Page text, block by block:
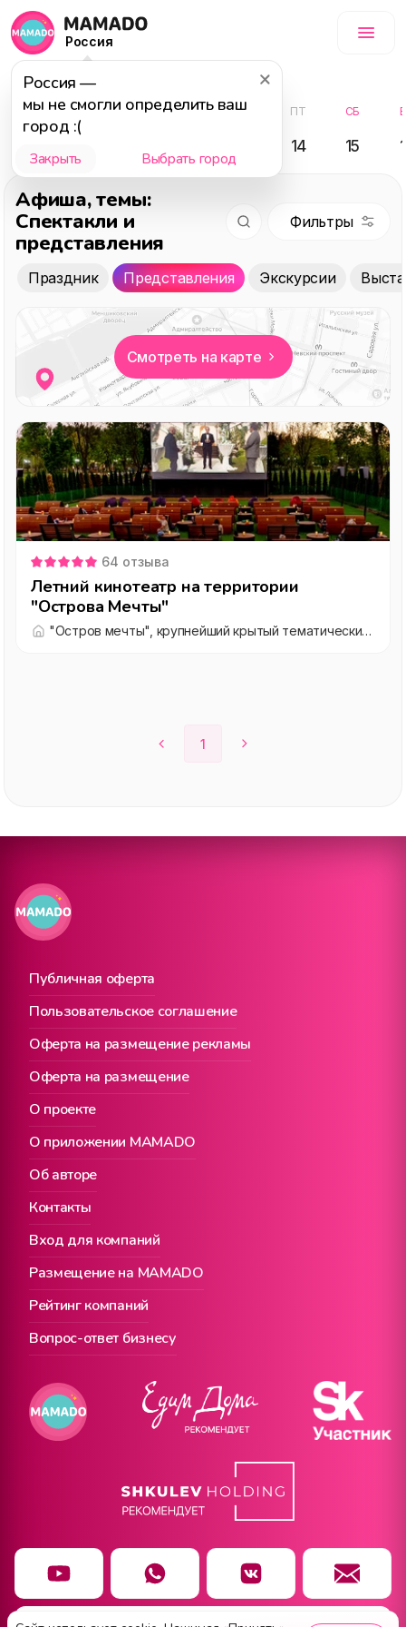
Россия
Россия —
мы не смогли определить ваш
город :(
Закрыть Выбрать город
Август
ВС ПН ВТ СР ЧТ ПТ
14
СБ
15
Афиша, темы:
Спектакли и
представления
Праздник Представления Экскурсии
Смотреть на карте
64 отзыва
Летний кинотеатр на территории
"Острова Мечты"
"Остров мечты", крупнейший крытый тематический парк развлечений мирового уровня
1
Публичная оферта
О проекте
Вход для компаний
Пользовательское соглашение
О приложении MAMADO
Размещение на MAMADO
Оферта на размещение рекламы
Об авторе
Рейтинг компаний
Оферта на размещение
Контакты
Вопрос-ответ бизнесу